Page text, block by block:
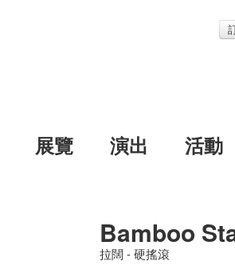
展覽 演出 活動
Bamboo
拉闊 - 硬搖滾